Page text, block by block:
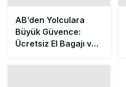
AB’den Yolculara
Büyük Güvence:
Ücretsiz El Bagajı ve